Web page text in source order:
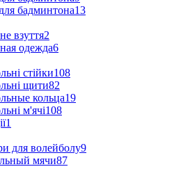
бадминтона13
взуття2
одежда6
стійки108
щити82
кольца19
м'ячі108
1
для волейболу9
мячи87